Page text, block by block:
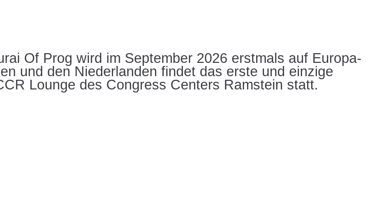
Of Prog wird im September 2026 erstmals auf Europa-
und den Niederlanden findet das erste und einzige
Lounge des Congress Centers Ramstein statt.